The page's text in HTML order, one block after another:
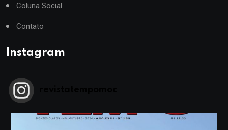
Coluna Social
Contato
Instagram